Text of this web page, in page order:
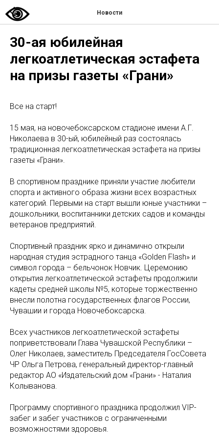
Новости
30-ая юбилейная
легкоатлетическая эстафета
на призы газеты «Грани»
Все на старт!
15 мая, на новочебоксарском стадионе имени А.Г.
Николаева в 30-ый, юбилейный раз состоялась
традиционная легкоатлетическая эстафета на призы
газеты «Грани».
В спортивном празднике приняли участие любители
спорта и активного образа жизни всех возрастных
категорий. Первыми на старт вышли юные участники –
дошкольники, воспитанники детских садов и команды
ветеранов предприятий.
Спортивный праздник ярко и динамично открыли
народная студия эстрадного танца «Golden Flash» и
символ города – бельчонок Новчик. Церемонию
открытия легкоатлетической эстафеты продолжили
кадеты средней школы №5, которые торжественно
внесли полотна государственных флагов России,
Чувашии и города Новочебоксарска.
Всех участников легкоатлетической эстафеты
поприветствовали Глава Чувашской Республики –
Олег Николаев, заместитель Председателя ГосСовета
ЧР Ольга Петрова, генеральный директор-главный
редактор АО «Издательский дом «Грани» - Наталия
Колыванова.
Программу спортивного праздника продолжил VIP-
забег и забег участников с ограниченными
возможностями здоровья.